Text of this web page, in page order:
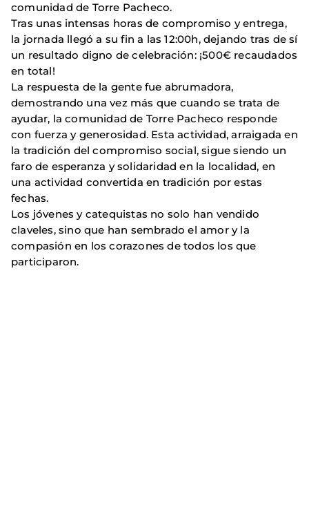
comunidad de Torre Pacheco.
Tras unas intensas horas de compromiso y entrega,
la jornada llegó a su fin a las 12:00h, dejando tras de sí
un resultado digno de celebración: ¡500€ recaudados
en total!
La respuesta de la gente fue abrumadora,
demostrando una vez más que cuando se trata de
ayudar, la comunidad de Torre Pacheco responde
con fuerza y generosidad. Esta actividad, arraigada en
la tradición del compromiso social, sigue siendo un
faro de esperanza y solidaridad en la localidad, en
una actividad convertida en tradición por estas
fechas.
Los jóvenes y catequistas no solo han vendido
claveles, sino que han sembrado el amor y la
compasión en los corazones de todos los que
participaron.